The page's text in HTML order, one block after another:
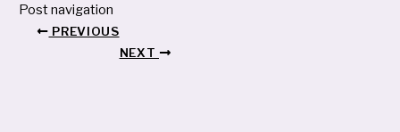
Post navigation
PREVIOUS
NEXT